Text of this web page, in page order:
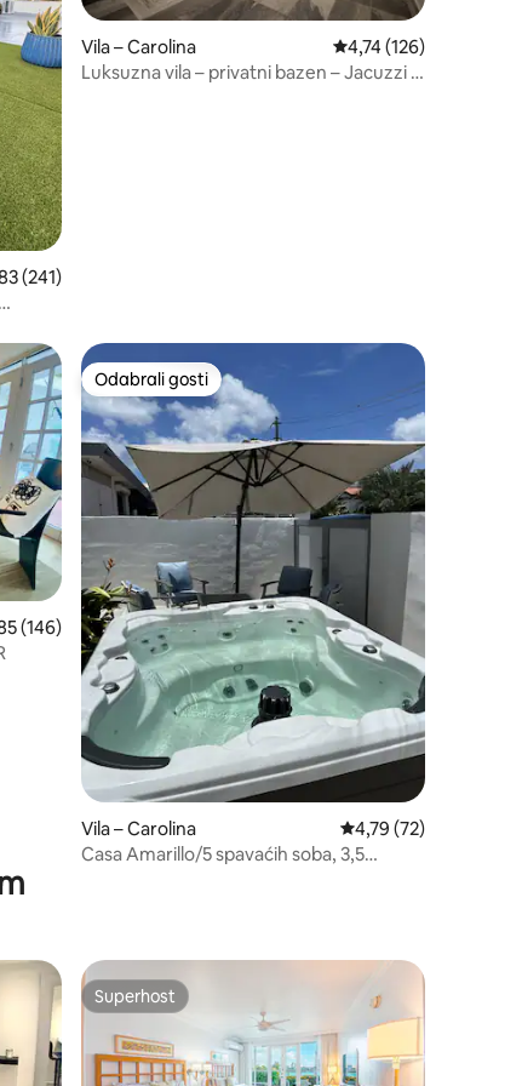
ocjena: 4,83/5, recenzija: 241
(241)
Vila – Carolina Prosječna ocjena:
4,74 (126)
Luksuzna vila – privatni bazen – Jacuzzi –
ocjena: 4,85/5, recenzija: 146
(146)
Odabrali gosti
Odabrali gosti
Vila – Carolina Prosječna ocjena:
4,79 (72)
Casa Amarillo/5 spavaćih soba, 3,5
Superhost
Superhost